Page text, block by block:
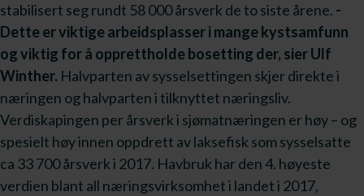
stabilisert seg rundt 58 000 årsverk de to siste årene. -
Dette er viktige arbeidsplasser i mange kystsamfunn
og viktig for å opprettholde bosetting der, sier Ulf
Winther. Halvparten av sysselsettingen skjer direkte i
næringen og halvparten i tilknyttet næringsliv.
Verdiskapingen per årsverk i sjømatnæringen er høy – og
spesielt høy innen oppdrett av laksefisk som sysselsatte
ca 33 700 årsverk i 2017. Havbruk har den 4. høyeste
verdien blant all næringsvirksomhet i landet i 2017,